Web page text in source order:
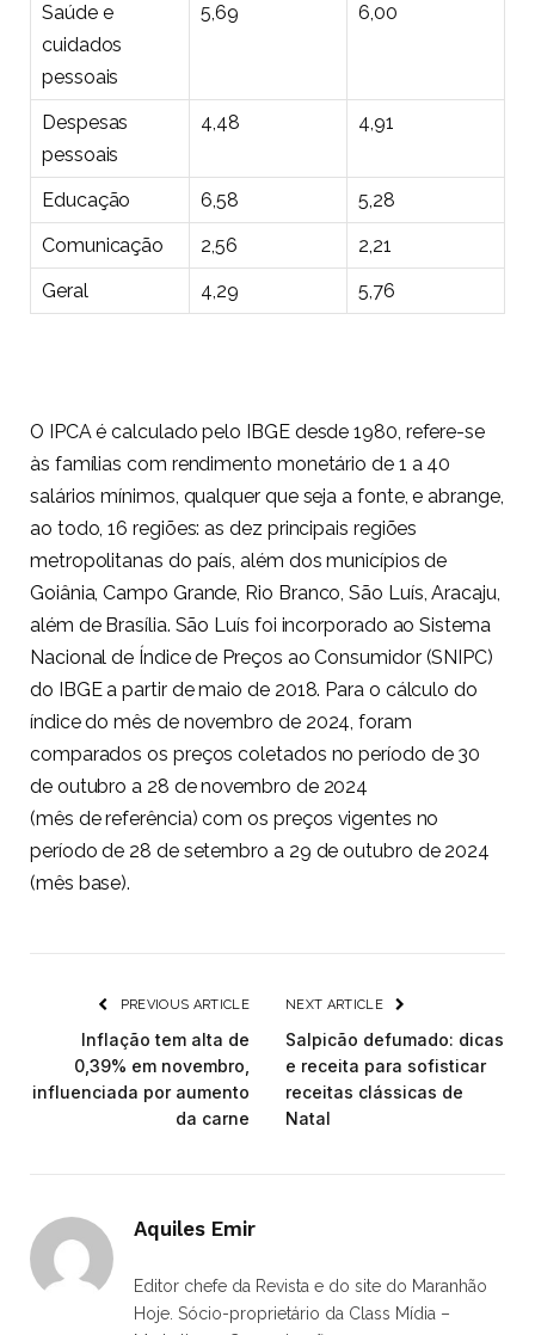
Saúde e
cuidados
pessoais
5,69 6,00
Despesas
pessoais
4,48 4,91
Educação 6,58
5,28
Comunicação
2,56
2,21
Geral
4,29 5,76
O IPCA é calculado pelo IBGE desde 1980, refere-se
às famílias com rendimento monetário de 1 a 40
salários mínimos, qualquer que seja a fonte, e abrange,
ao todo, 16 regiões: as dez principais regiões
metropolitanas do país, além dos municípios de
Goiânia, Campo Grande, Rio Branco, São Luís, Aracaju,
além de Brasília. São Luís foi incorporado ao Sistema
Nacional de Índice de Preços ao Consumidor (SNIPC)
do IBGE a partir de maio de 2018. Para o cálculo do
índice do mês de novembro de 2024, foram
comparados os preços coletados no período de 30
de outubro a 28 de novembro de 2024
(mês de referência) com os preços vigentes no
período de 28 de setembro a 29 de outubro de 2024
(mês base).
PREVIOUS ARTICLE
Inflação tem alta de
0,39% em novembro,
influenciada por aumento
da carne
NEXT ARTICLE
Salpicão defumado: dicas
e receita para sofisticar
receitas clássicas de
Natal
Aquiles Emir
Editor chefe da Revista e do site do Maranhão
Hoje. Sócio-proprietário da Class Mídia –